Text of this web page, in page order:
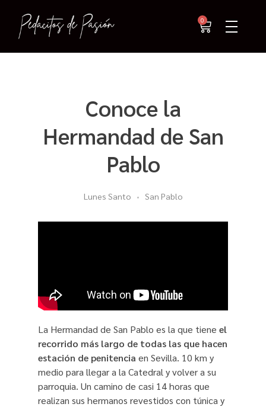
0
Conoce la
Hermandad de San
Pablo
Lunes Santo San Pablo
La Hermandad de San Pablo es la que tiene el
recorrido más largo de todas las que hacen
estación de penitencia en Sevilla. 10 km y
medio para llegar a la Catedral y volver a su
parroquia. Un camino de casi 14 horas que
realizan sus hermanos revestidos con túnica y